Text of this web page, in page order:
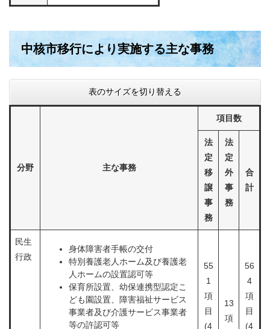
中核市移行により実施する主な事務
表のサイズを切り替える
分野 主な事務
項目数
法
定
移
譲
事
務
法
定
外
事
務
合
計
民生
行政
身体障害者手帳の交付
特別養護老人ホーム及び養護老
人ホームの設置認可等
保育所設置、幼保連携型認定こ
ども園設置、障害福祉サービス
事業者及び介護サービス事業者
等の許認可等
55
1
項
目
(4
13
項
56
4
項
目
(4